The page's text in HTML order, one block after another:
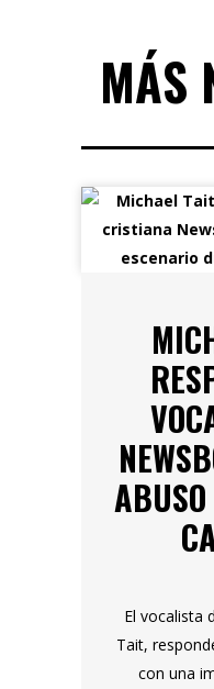
MÁS
El vocalista
Tait,
con una